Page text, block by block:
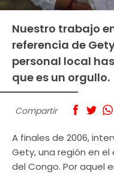
Nuestro trabajo
referencia de
personal local
que es un orgullo.
Compartir
A finales de 2006,
Gety, una región en
del Congo. Por aquel